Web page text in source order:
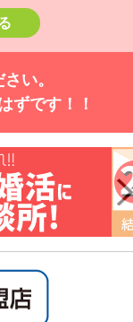
い。
ずです！！